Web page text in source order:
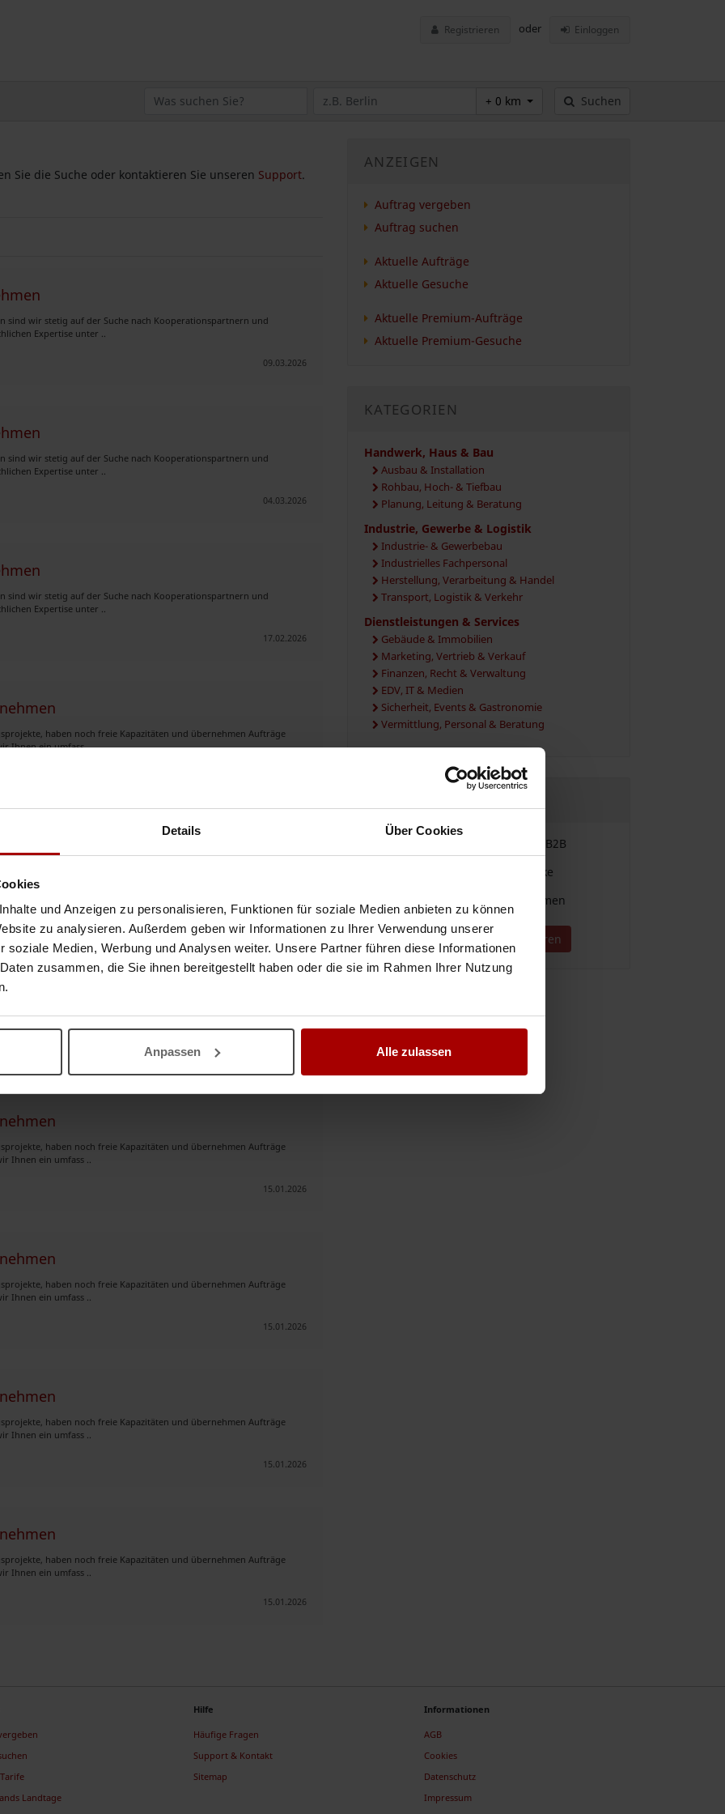
Details Über Cookies
und Anzeigen zu personalisieren, Funktionen für soziale Medien anbieten zu können
zu analysieren. Außerdem geben wir Informationen zu Ihrer Verwendung unserer
soziale Medien, Werbung und Analysen weiter. Unsere Partner führen diese Informationen
zusammen, die Sie ihnen bereitgestellt haben oder die sie im Rahmen Ihrer Nutzung
Anpassen Alle zulassen
Registrieren oder Einloggen
+ 0 km Suchen
Sie die Suche oder kontaktieren Sie unseren Support.
sind wir stetig auf der Suche nach Kooperationspartnern und
Expertise unter ..
09.03.2026
sind wir stetig auf der Suche nach Kooperationspartnern und
Expertise unter ..
04.03.2026
sind wir stetig auf der Suche nach Kooperationspartnern und
Expertise unter ..
17.02.2026
haben noch freie Kapazitäten und übernehmen Aufträge
Ihnen ein umfass ..
haben noch freie Kapazitäten und übernehmen Aufträge
Ihnen ein umfass ..
15.01.2026
haben noch freie Kapazitäten und übernehmen Aufträge
Ihnen ein umfass ..
haben noch freie Kapazitäten und übernehmen Aufträge
Ihnen ein umfass ..
15.01.2026
haben noch freie Kapazitäten und übernehmen Aufträge
Ihnen ein umfass ..
15.01.2026
haben noch freie Kapazitäten und übernehmen Aufträge
Ihnen ein umfass ..
15.01.2026
haben noch freie Kapazitäten und übernehmen Aufträge
Ihnen ein umfass ..
15.01.2026
ANZEIGEN
Auftrag vergeben
Auftrag suchen
Aktuelle Aufträge
Aktuelle Gesuche
Aktuelle Premium-Aufträge
Aktuelle Premium-Gesuche
KATEGORIEN
Handwerk, Haus & Bau
Ausbau & Installation
Rohbau, Hoch- & Tiefbau
Planung, Leitung & Beratung
Industrie, Gewerbe & Logistik
Industrie- & Gewerbebau
Industrielles Fachpersonal
Herstellung, Verarbeitung & Handel
Transport, Logistik & Verkehr
Dienstleistungen & Services
Gebäude & Immobilien
Marketing, Vertrieb & Verkauf
Finanzen, Recht & Verwaltung
EDV, IT & Medien
Sicherheit, Events & Gastronomie
Vermittlung, Personal & Beratung
Einfache Vergabe & Suche im B2B
Für alle Branchen und Gewerke
Direkter Kontakt zu Unternehmen
Jetzt kostenlos registrieren
Landtage
Hilfe
Häufige Fragen
Support & Kontakt
Sitemap
Informationen
AGB
Cookies
Datenschutz
Impressum